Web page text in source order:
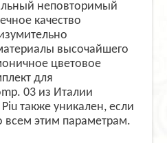
неповторимый
качество
высочайшего
цветовое
для
03 из Италии
также уникален, если
всем этим параметрам.